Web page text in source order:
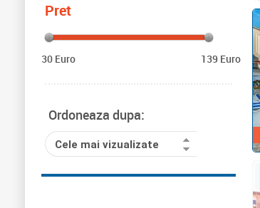
Pret
30 Euro 139 Euro
Ordoneaza dupa:
Cele mai vizualizate